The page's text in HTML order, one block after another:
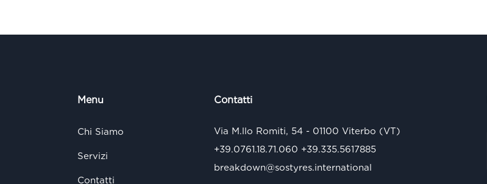
Menu
Chi Siamo
Servizi
Contatti
Contatti
Via M.llo Romiti, 54 - 01100 Viterbo (VT)
+39.0761.18.71.060 +39.335.5617885
breakdown@sostyres.international